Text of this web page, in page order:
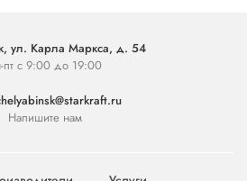
ул. Карла Маркса, д. 54
пт с 9:00 до 19:00
Напишите нам